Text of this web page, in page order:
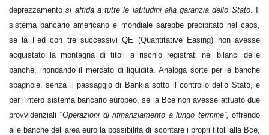
deprezzamentosi affida a tutte le latitudini alla garanzia dello Stato. Il
sistema bancario americano e mondiale sarebbe precipitato nel caos,
se la Fed con tre successivi QE (Quantitative Easing) non avesse
acquistato la montagna di titoli a rischio registrati nei bilanci delle
banche, inondando il mercato di liquidità. Analoga sorte per le banche
spagnole, senza il passaggio di Bankia sotto il controllo dello Stato, e
per l'intero sistema bancario europeo, se la Bce non avesse attuato due
provvidenziali "Operazioni di rifinanziamento a lungo termine”,offrendo
alle banche dell’area euro la possibilità di scontare i propri titoli alla Bce,